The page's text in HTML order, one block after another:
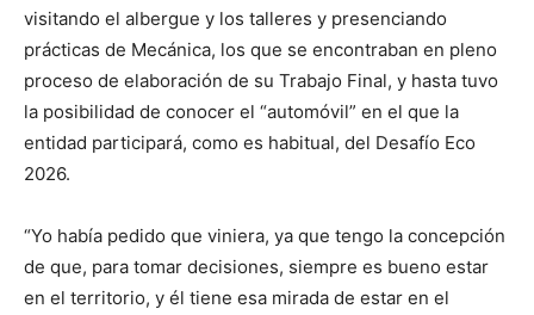
visitando el albergue y los talleres y presenciando
prácticas de Mecánica, los que se encontraban en pleno
proceso de elaboración de su Trabajo Final, y hasta tuvo
la posibilidad de conocer el “automóvil” en el que la
entidad participará, como es habitual, del Desafío Eco
2026.
“Yo había pedido que viniera, ya que tengo la concepción
de que, para tomar decisiones, siempre es bueno estar
en el territorio, y él tiene esa mirada de estar en el